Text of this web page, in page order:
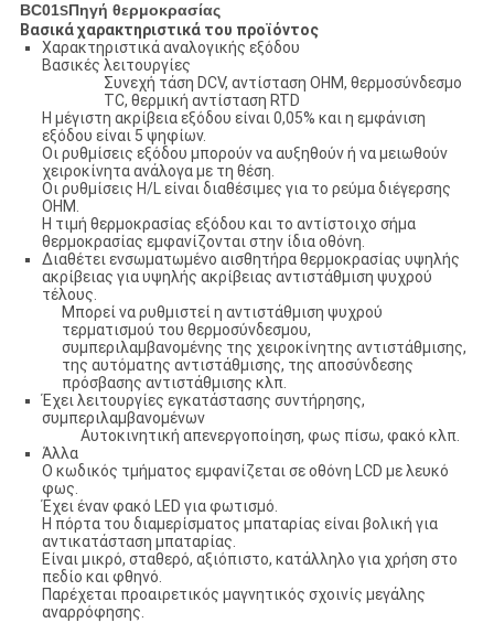
ΒC01SΠηγή θερμοκρασίας
Βασικά χαρακτηριστικά του προϊόντος
Χαρακτηριστικά αναλογικής εξόδου
Βασικές λειτουργίες
Συνεχή τάση DCV, αντίσταση OHM, θερμοσύνδεσμο
TC, θερμική αντίσταση RTD
Η μέγιστη ακρίβεια εξόδου είναι 0,05% και η εμφάνιση
εξόδου είναι 5 ψηφίων.
Οι ρυθμίσεις εξόδου μπορούν να αυξηθούν ή να μειωθούν
χειροκίνητα ανάλογα με τη θέση.
Οι ρυθμίσεις H/L είναι διαθέσιμες για το ρεύμα διέγερσης
OHM.
Η τιμή θερμοκρασίας εξόδου και το αντίστοιχο σήμα
θερμοκρασίας εμφανίζονται στην ίδια οθόνη.
Διαθέτει ενσωματωμένο αισθητήρα θερμοκρασίας υψηλής
ακρίβειας για υψηλής ακρίβειας αντιστάθμιση ψυχρού
τέλους.
Μπορεί να ρυθμιστεί η αντιστάθμιση ψυχρού
τερματισμού του θερμοσύνδεσμου,
συμπεριλαμβανομένης της χειροκίνητης αντιστάθμισης,
της αυτόματης αντιστάθμισης, της αποσύνδεσης
πρόσβασης αντιστάθμισης κλπ.
Έχει λειτουργίες εγκατάστασης συντήρησης,
συμπεριλαμβανομένων
Αυτοκινητική απενεργοποίηση, φως πίσω, φακό κλπ.
Άλλα
Ο κωδικός τμήματος εμφανίζεται σε οθόνη LCD με λευκό
φως.
Έχει έναν φακό LED για φωτισμό.
Η πόρτα του διαμερίσματος μπαταρίας είναι βολική για
αντικατάσταση μπαταρίας.
Είναι μικρό, σταθερό, αξιόπιστο, κατάλληλο για χρήση στο
πεδίο και φθηνό.
Παρέχεται προαιρετικός μαγνητικός σχοινίς μεγάλης
αναρρόφησης.